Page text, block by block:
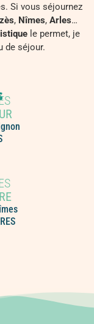
Si vous séjournez
, Nîmes, Arles…
le permet, je
de séjour.